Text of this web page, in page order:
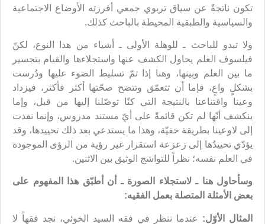
تكون ناتجةً عن سياق تربوي جمعي أفرزته الأوضاع الاجتماعية
والسياسية والطبقية المحيطة بالباحث كذلك.
ولا تبدو للباحث ـ للوهلة الأولى ـ أشياء من هذا النوع، لكنّ
فيلسوف العلم يحاول الكشف عنها واستجلاءها والقيام بتجسير
ما بين العلم وبينها، وهنا إذا تمّ تسليط الضوء عليها ودُرست
بشكلٍ واعٍ، فإما أن تتعمّق وتتضح صحّتها أكثر فأكثر، فيزداد
وعينا واقتناعنا بالنتيجة التي كنّا توصّلنا إليها من قبل، وإما
ينكشف أنّها لم تكن قائمةً على أيّ مستند مدروس، وإنما نفذت
إلى لاوعينا بطريقة خفيّة، وهذا ما يستدعي بعد ذلك تحييدها، وقد
يؤدّي تحييدُها إلى زعزعة استقرار غير رؤية من الرؤى الموجودة
في العلم نفسه؛ نظراً للتواشج الوثيق بين الاثنين.
وسأحاول هنا ـ لاستجلاء الصورة ـ أن أطبّق هذا المفهوم على
بعض الأمثلة المتصلة بعمل الفقيه:
المثال الأوّل: عندما ننظر في فقه السيد الخوئي، نجد فقهاً لا